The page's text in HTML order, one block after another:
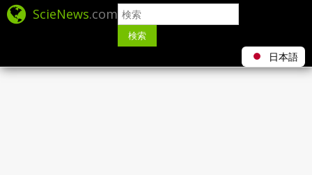
ScieNews.com
検索
日本語